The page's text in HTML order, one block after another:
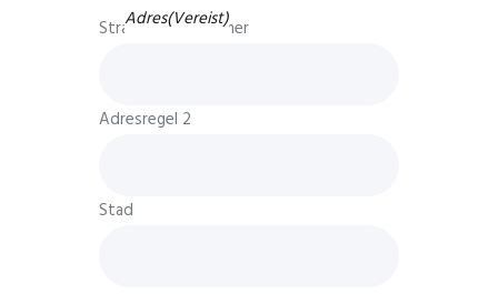
Adres(Vereist)
Straat + huisnummer
Adresregel 2
Stad